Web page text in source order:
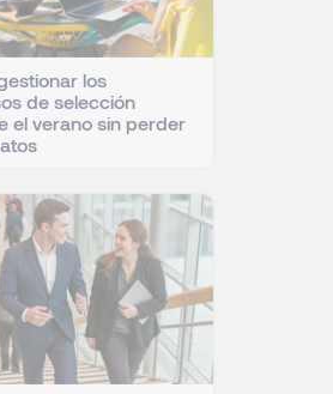
los
de selección
el verano sin perder